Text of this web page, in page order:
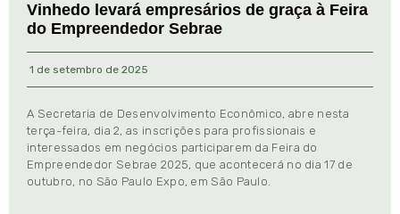
Vinhedo levará empresários de graça à Feira
do Empreendedor Sebrae
1 de setembro de 2025
A Secretaria de Desenvolvimento Econômico, abre nesta
terça-feira, dia 2, as inscrições para profissionais e
interessados em negócios participarem da Feira do
Empreendedor Sebrae 2025, que acontecerá no dia 17 de
outubro, no São Paulo Expo, em São Paulo.